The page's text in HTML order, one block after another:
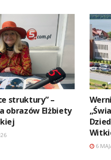
struktury” –
obrazów Elżbiety
6